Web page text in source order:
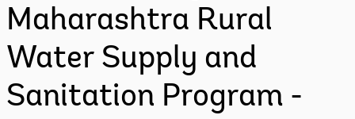
Maharashtra Rural
Water Supply and
Sanitation Program -